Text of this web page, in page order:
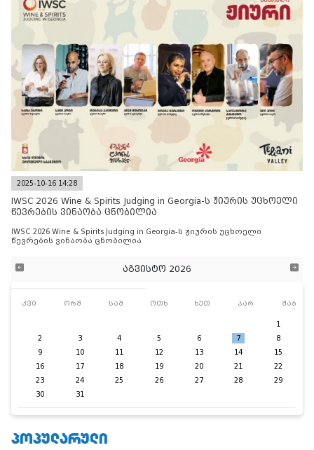
2025-10-16 14:28
IWSC 2026 Wine & Spirits Judging in Georgia-ს ჟიურის უცხოელი
წევრების ვინაობა ცნობილია
IWSC 2026 Wine & Spirits Judging in Georgia-ს ჟიურის უცხოელი
წევრების ვინაობა ცნობილია
აგვისტო 2026
კვი ორშ სამ ოთხ ხუთ პარ შაბ
1
2
3 4 5 6 7
8
9
10 11 12 13 14
15
16
17 18 19 20 21
22
23
24 25 26 27 28
29
30
31
ᲞᲝᲞᲣᲚᲐᲠᲣᲚᲘ